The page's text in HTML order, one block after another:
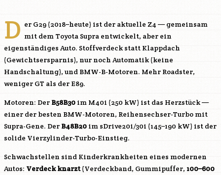
D er G29 (2018–heute) ist der aktuelle Z4 — gemeinsam
mit dem Toyota Supra entwickelt, aber ein
eigenständiges Auto. Stoffverdeck statt Klappdach
(Gewichtsersparnis), nur noch Automatik (keine
Handschaltung), und BMW-B-Motoren. Mehr Roadster,
weniger GT als der E89.
Motoren: Der B58B30 im M40i (250 kW) ist das Herzstück —
einer der besten BMW-Motoren, Reihensechser-Turbo mit
Supra-Gene. Der B48B20 im sDrive20i/30i (145–190 kW) ist der
solide Vierzylinder-Turbo-Einstieg.
Schwachstellen sind Kinderkrankheiten eines modernen
Autos: Verdeck knarzt(Verdeckband, Gummipuffer, 100–600